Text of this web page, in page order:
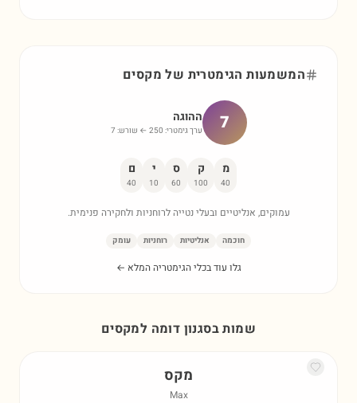
המשמעות הגימטרית של מקסים
7 ההוגה
ערך גימטרי: 250 ← שורש: 7
מ
40
ק
100
ס
60
י
10
ם
40
עמוקים, אנליטיים ובעלי נטייה לרוחניות ולחקירה פנימית.
חוכמה אנליטיות רוחניות עומק
גלו עוד בכלי הגימטריה המלא ←
שמות בסגנון דומה למקסים
מקס
Max